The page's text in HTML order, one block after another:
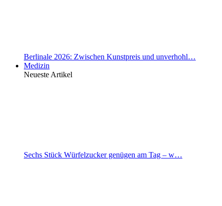
Berlinale 2026: Zwischen Kunstpreis und unverhohl…
Medizin
Neueste Artikel
Sechs Stück Würfelzucker genügen am Tag – w…